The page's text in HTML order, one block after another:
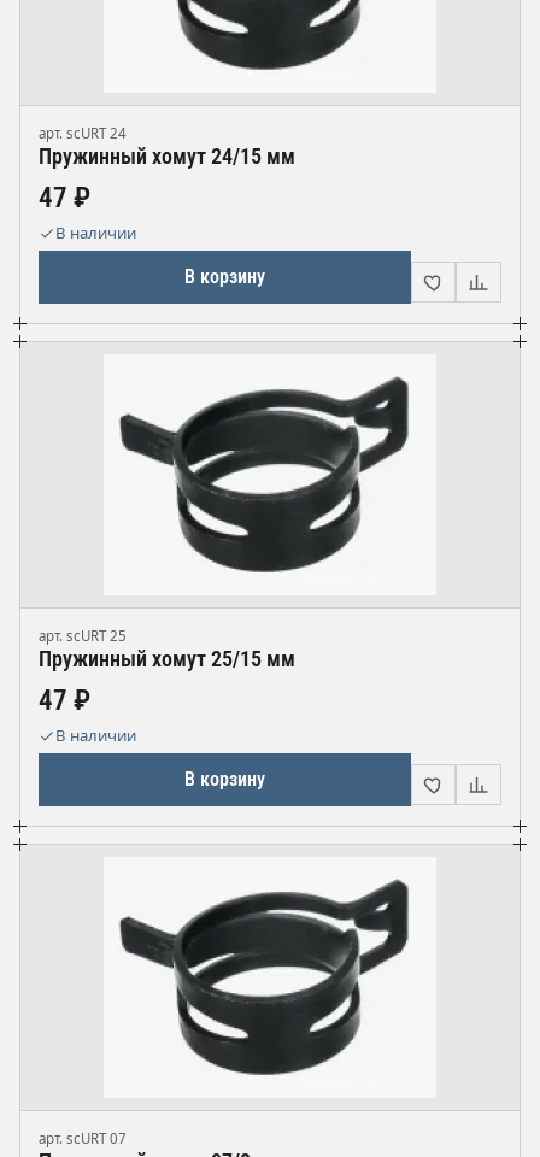
арт. scURT 24
Пружинный хомут 24/15 мм
47 ₽
В наличии
В корзину
арт. scURT 25
Пружинный хомут 25/15 мм
47 ₽
В наличии
В корзину
арт. scURT 07